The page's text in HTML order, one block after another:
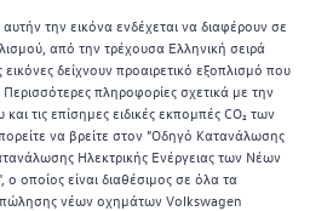
την εικόνα ενδέχεται να διαφέρουν σε
από την τρέχουσα Ελληνική σειρά
δείχνουν προαιρετικό εξοπλισμό που
Περισσότερες πληροφορίες σχετικά με την
τις επίσημες ειδικές εκπομπές CO₂ των
να βρείτε στον "Οδηγό Κατανάλωσης
Ηλεκτρικής Ενέργειας των Νέων
ο οποίος είναι διαθέσιμος σε όλα τα
νέων οχημάτων Volkswagen